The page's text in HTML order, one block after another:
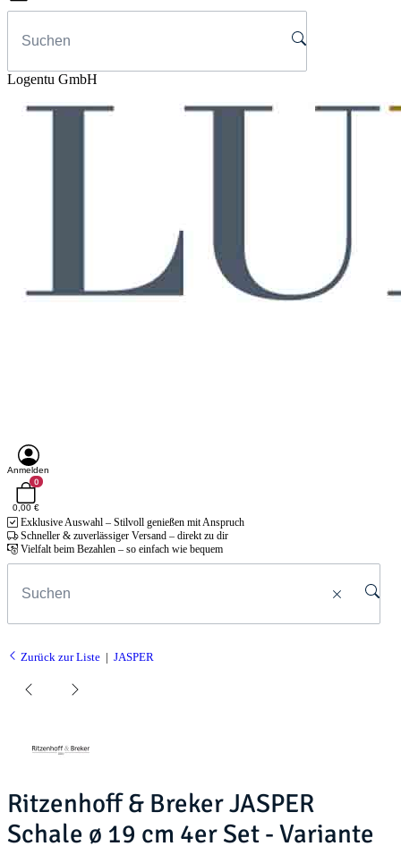
Logentu GmbH
Anmelden
0
0,00 €
Exklusive Auswahl – Stilvoll genießen mit Anspruch
Schneller & zuverlässiger Versand – direkt zu dir
Vielfalt beim Bezahlen – so einfach wie bequem
Zurück zur Liste JASPER
Ritzenhoff & Breker JASPER
Schale ø 19 cm 4er Set - Variante